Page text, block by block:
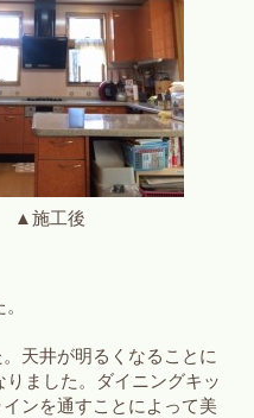
▲施工後
天井が明るくなることに
ました。ダイニングキッ
ンを通すことによって美